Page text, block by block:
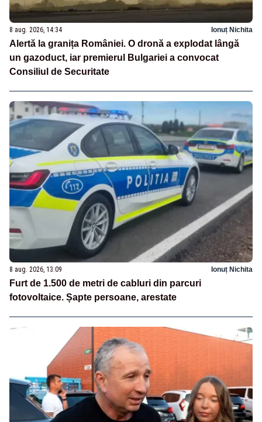
8 aug. 2026, 14:34 Ionuț Nichita
Alertă la granița României. O dronă a explodat lângă
un gazoduct, iar premierul Bulgariei a convocat
Consiliul de Securitate
8 aug. 2026, 13:09 Ionuț Nichita
Furt de 1.500 de metri de cabluri din parcuri
fotovoltaice. Șapte persoane, arestate